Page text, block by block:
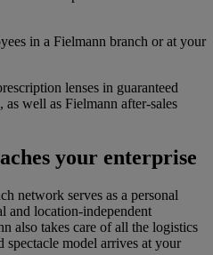
in a Fielmann branch or at your
lenses in guaranteed
well as Fielmann after-sales
your enterprise
network serves as a personal
and location-independent
also takes care of all the logistics
spectacle model arrives at your